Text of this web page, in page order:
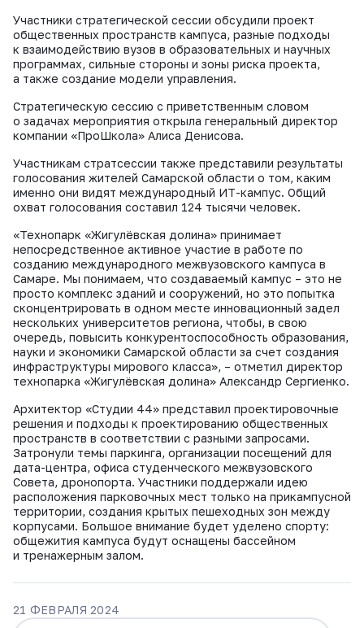
Участники стратегической сессии обсудили проект
общественных пространств кампуса, разные подходы
к взаимодействию вузов в образовательных и научных
программах, сильные стороны и зоны риска проекта,
а также создание модели управления.
Стратегическую сессию с приветственным словом
о задачах мероприятия открыла генеральный директор
компании «ПроШкола» Алиса Денисова.
Участникам стратсессии также представили результаты
голосования жителей Самарской области о том, каким
именно они видят международный ИТ-кампус. Общий
охват голосования составил 124 тысячи человек.
«Технопарк «Жигулёвская долина» принимает
непосредственное активное участие в работе по
созданию международного межвузовского кампуса в
Самаре. Мы понимаем, что создаваемый кампус – это не
просто комплекс зданий и сооружений, но это попытка
сконцентрировать в одном месте инновационный задел
нескольких университетов региона, чтобы, в свою
очередь, повысить конкурентоспособность образования,
науки и экономики Самарской области за счет создания
инфраструктуры мирового класса», – отметил директор
технопарка «Жигулёвская долина» Александр Сергиенко.
Архитектор «Студии 44» представил проектировочные
решения и подходы к проектированию общественных
пространств в соответствии с разными запросами.
Затронули темы паркинга, организации посещений для
дата-центра, офиса студенческого межвузовского
Совета, дронопорта. Участники поддержали идею
расположения парковочных мест только на прикампусной
территории, создания крытых пешеходных зон между
корпусами. Большое внимание будет уделено спорту:
общежития кампуса будут оснащены бассейном
и тренажерным залом.
21 ФЕВРАЛЯ 2024